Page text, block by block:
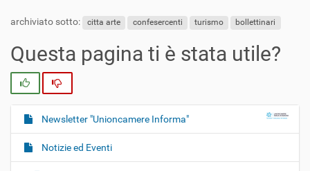
archiviato sotto: citta arte confesercenti turismo bollettinari
Questa pagina ti è stata utile?
N
a
v
Newsletter "Unioncamere Informa"
Notizie ed Eventi